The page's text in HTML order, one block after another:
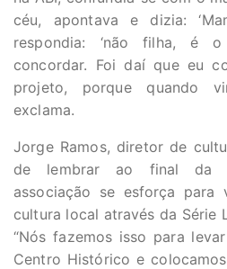
céu, apontava e dizia:
respondia: ‘não filha, é
concordar. Foi daí que eu
projeto, porque quando
exclama.
Jorge Ramos, diretor de
de lembrar ao final da
associação se esforça para
cultura local através da Série
“Nós fazemos isso para
Centro Histórico e